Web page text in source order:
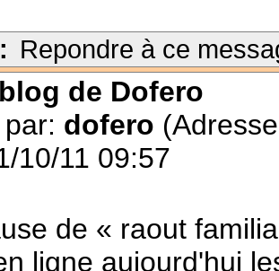
Repondre à ce
de Dofero
dofero
10/11 09:57
de « raout
ligne aujourd'hui